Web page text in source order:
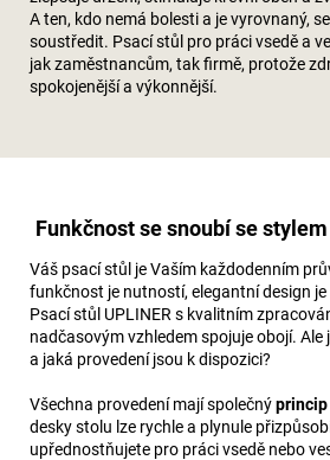
A ten, kdo nemá bolesti a je vyrovnaný,
soustředit. Psací stůl pro práci vsedě a
jak zaměstnancům, tak firmě, protože
spokojenější a výkonnější.
Funkčnost se snoubí se stylem
Váš psací stůl je Vaším každodenním
funkčnost je nutností, elegantní design
Psací stůl UPLINER s kvalitním
nadčasovým vzhledem spojuje obojí. Ale
a jaká provedení jsou k dispozici?
Všechna provedení mají společný
desky stolu lze rychle a plynule
upřednostňujete pro práci vsedě nebo